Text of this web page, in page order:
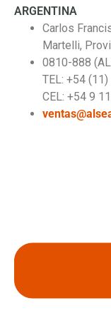
ARGENTINA
Carlos
Martelli,
0810-888
TEL: +54
CEL: +54 9